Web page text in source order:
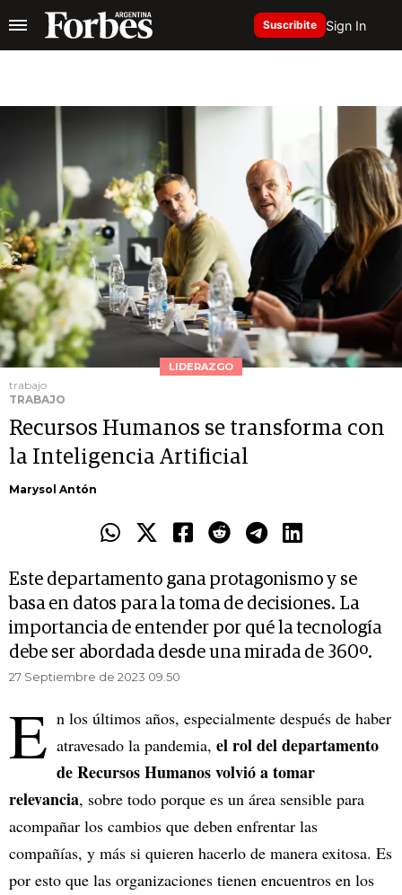
Suscribite Sign In
LIDERAZGO
trabajo
TRABAJO
Recursos Humanos se transforma con
la Inteligencia Artificial
Marysol Antón
Este departamento gana protagonismo y se
basa en datos para la toma de decisiones. La
importancia de entender por qué la tecnología
debe ser abordada desde una mirada de 360º.
27 Septiembre de 2023 09.50
E n los últimos años, especialmente después de haber
atravesado la pandemia, el rol del departamento
de Recursos Humanos volvió a tomar
relevancia, sobre todo porque es un área sensible para
acompañar los cambios que deben enfrentar las
compañías, y más si quieren hacerlo de manera exitosa. Es
por esto que las organizaciones tienen encuentros en los